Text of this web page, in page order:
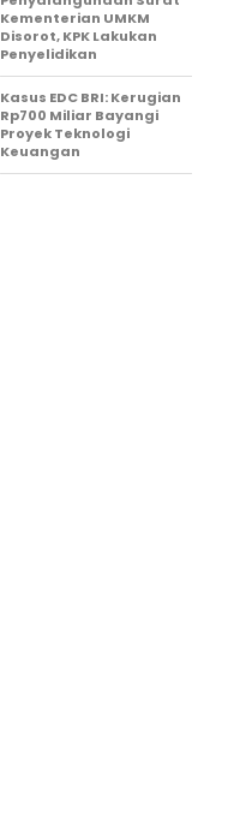
Kementerian UMKM
Disorot, KPK Lakukan
Penyelidikan
Kasus EDC BRI: Kerugian
Rp700 Miliar Bayangi
Proyek Teknologi
Keuangan